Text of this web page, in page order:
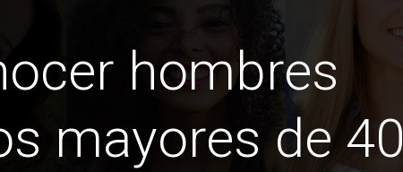
hombres
mayores de 40